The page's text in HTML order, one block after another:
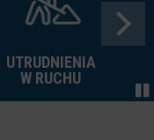
UTRUDNIENIA
W RUCHU